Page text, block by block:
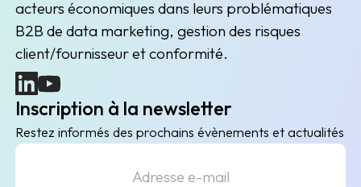
acteurs économiques dans leurs problématiques
B2B de data marketing, gestion des risques
client/fournisseur et conformité.
(nouvelle fenêtre)
(nouvelle fenêtre)
Inscription à la newsletter
Restez informés des prochains évènements et actualités